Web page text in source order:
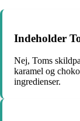
Indeholder
Nej, Toms
karamel og
ingredienser.